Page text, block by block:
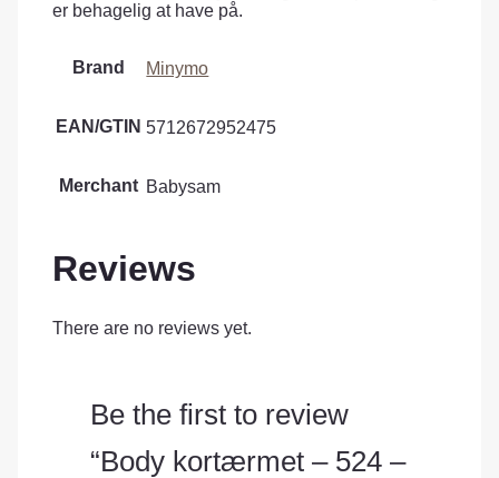
er behagelig at have på.
Brand Minymo
EAN/GTIN 5712672952475
Merchant Babysam
Reviews
There are no reviews yet.
Be the first to review
“Body kortærmet – 524 –